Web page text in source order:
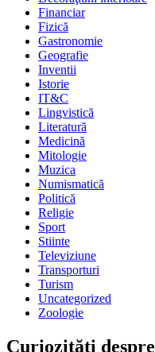
Financiar
Fizică
Gastronomie
Geografie
Inventii
Istorie
IT&C
Lingvistică
Literatură
Medicină
Mitologie
Muzica
Numismatică
Politică
Religie
Sport
Stiinte
Televiziune
Transporturi
Turism
Uncategorized
Zoologie
Curiozităţi despre